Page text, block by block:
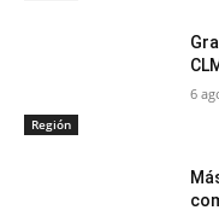
Región
6